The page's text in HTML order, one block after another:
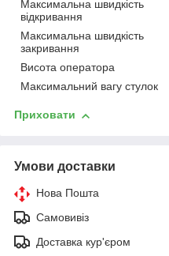
Максимальна швидкість
відкривання
Максимальна швидкість
закривання
Висота оператора
Максимальний вагу стулок
Приховати
Умови доставки
Нова Пошта
Самовивіз
Доставка кур'єром